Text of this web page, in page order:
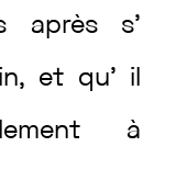
après s’
, et qu’ il
à